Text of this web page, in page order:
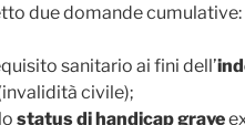
due domande cumulative:
sanitario ai fini dell’
civile);
status di handicap grave